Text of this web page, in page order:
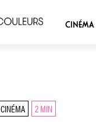
CINÉMA
CINÉMA 2 MIN